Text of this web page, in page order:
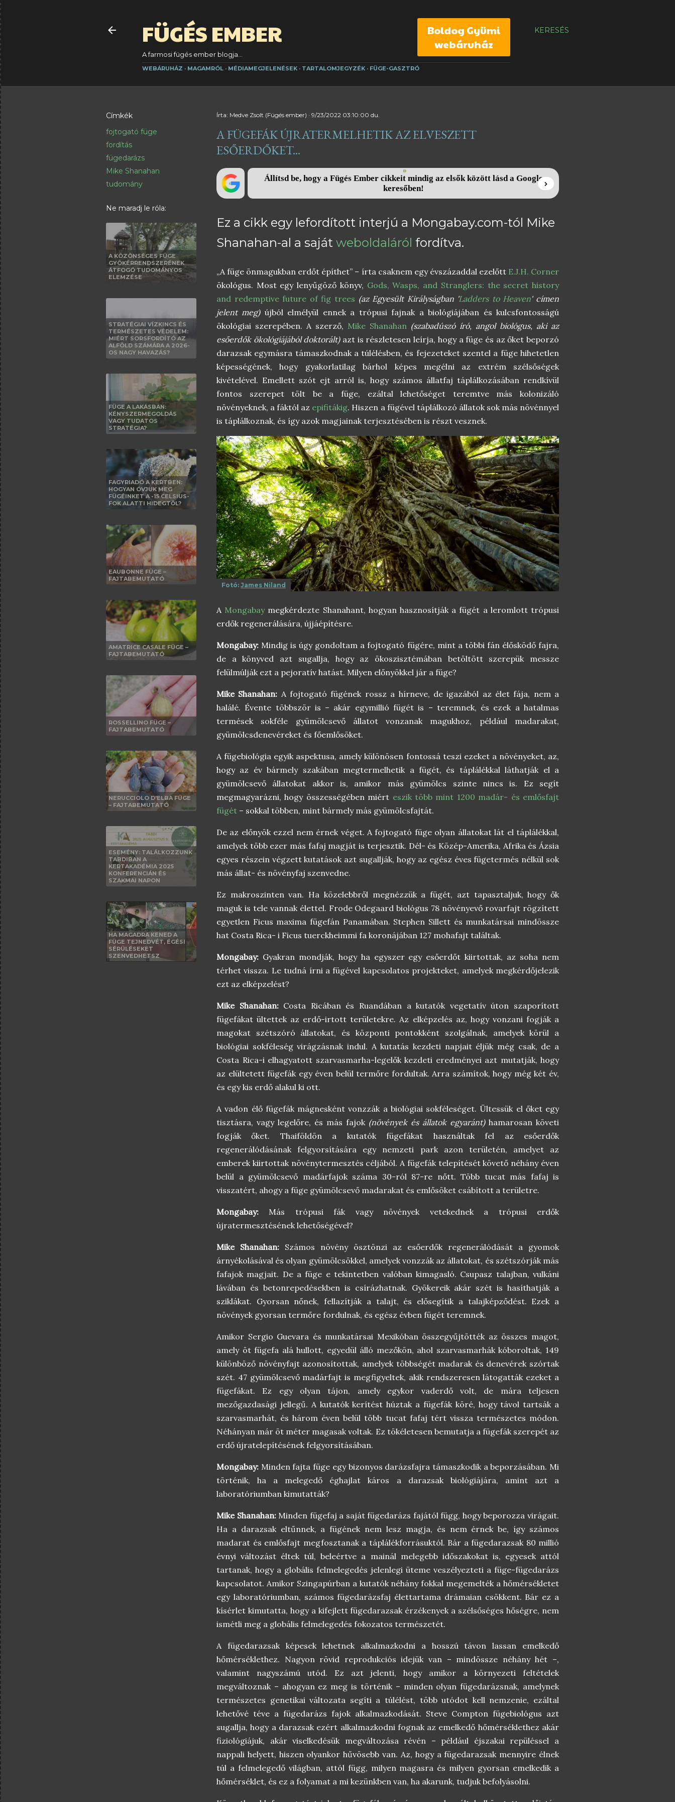
KERESÉS
FÜGÉS EMBER
A farmosi fügés ember blogja...
Boldog Gyümi
webáruház
WEBÁRUHÁZ MAGAMRÓL MÉDIAMEGJELENÉSEK TARTALOMJEGYZÉK FÜGE-GASZTRÓ
Címkék
fojtogató füge
fordítás
fügedarázs
Mike Shanahan
tudomány
Ne maradj le róla:
A KÖZÖNSÉGES FÜGE
GYÖKÉRRENDSZERÉNEK
ÁTFOGÓ TUDOMÁNYOS
ELEMZÉSE
STRATÉGIAI VÍZKINCS ÉS
TERMÉSZETES VÉDELEM:
MIÉRT SORSFORDÍTÓ AZ
ALFÖLD SZÁMÁRA A 2026-
OS NAGY HAVAZÁS?
FÜGE A LAKÁSBAN:
KÉNYSZERMEGOLDÁS
VAGY TUDATOS
STRATÉGIA?
FAGYRIADÓ A KERTBEN:
HOGYAN ÓVJUK MEG
FÜGÉINKET A -15 CELSIUS-
FOK ALATTI HIDEGTŐL?
EAUBONNE FÜGE –
FAJTABEMUTATÓ
AMATRICE CASALE FÜGE –
FAJTABEMUTATÓ
ROSSELLINO FÜGE –
FAJTABEMUTATÓ
NERUCCIOLO D'ELBA FÜGE
– FAJTABEMUTATÓ
ESEMÉNY: TALÁLKOZZUNK
TABDIBAN A
KERTAKADÉMIA 2025
KONFERENCIÁN ÉS
SZAKMAI NAPON
HA MAGADRA KENED A
FÜGE TEJNEDVÉT, ÉGÉSI
SÉRÜLÉSEKET
SZENVEDHETSZ
Írta: Medve Zsolt (Fügés ember) 9/23/2022 03:10:00 du.
A FÜGEFÁK ÚJRATERMELHETIK AZ ELVESZETT
ESŐERDŐKET...
Állítsd be, hogy a Fügés Ember cikkeit mindig az elsők között lásd a Google
keresőben!
Ez a cikk egy lefordított interjú a Mongabay.com-tól Mike
Shanahan-al a saját weboldaláról fordítva.
„A füge önmagukban erdőt építhet” – írta csaknem egy évszázaddal ezelőtt E.J.H. Corner
ökológus. Most egy lenyűgöző könyv, Gods, Wasps, and Stranglers: the secret history
and redemptive future of fig trees (az Egyesült Királyságban 'Ladders to Heaven' címen
jelent meg)újból elmélyül ennek a trópusi fajnak a biológiájában és kulcsfontosságú
ökológiai szerepében. A szerző, Mike Shanahan (szabadúszó író, angol biológus, aki az
esőerdők ökológiájából doktorált)azt is részletesen leírja, hogy a füge és az őket beporzó
darazsak egymásra támaszkodnak a túlélésben, és fejezeteket szentel a füge hihetetlen
képességének, hogy gyakorlatilag bárhol képes megélni az extrém szélsőségek
kivételével. Emellett szót ejt arról is, hogy számos állatfaj táplálkozásában rendkívül
fontos szerepet tölt be a füge, ezáltal lehetőséget teremtve más kolonizáló
növényeknek, a fáktól az epifitákig. Hiszen a fügével táplálkozó állatok sok más növénnyel
is táplálkoznak, és így azok magjainak terjesztésében is részt vesznek.
Fotó: James Niland
A Mongabaymegkérdezte Shanahant, hogyan hasznosítják a fügét a leromlott trópusi
erdők regenerálására, újjáépítésre.
Mongabay: Mindig is úgy gondoltam a fojtogató fügére, mint a többi fán élősködő fajra,
de a könyved azt sugallja, hogy az ökoszisztémában betöltött szerepük messze
felülmúlják ezt a pejoratív hatást. Milyen előnyökkel jár a füge?
Mike Shanahan: A fojtogató fügének rossz a hírneve, de igazából az élet fája, nem a
halálé. Évente többször is – akár egymillió fügét is – teremnek, és ezek a hatalmas
termések sokféle gyümölcsevő állatot vonzanak magukhoz, például madarakat,
gyümölcsdenevéreket és főemlősöket.
A fügebiológia egyik aspektusa, amely különösen fontossá teszi ezeket a növényeket, az,
hogy az év bármely szakában megtermelhetik a fügét, és táplálékkal láthatják el a
gyümölcsevő állatokat akkor is, amikor más gyümölcs szinte nincs is. Ez segít
megmagyarázni, hogy összességében miért eszik több mint 1200 madár- és emlősfajt
fügét – sokkal többen, mint bármely más gyümölcsfajtát.
De az előnyök ezzel nem érnek véget. A fojtogató füge olyan állatokat lát el táplálékkal,
amelyek több ezer más fafaj magját is terjesztik. Dél- és Közép-Amerika, Afrika és Ázsia
egyes részein végzett kutatások azt sugallják, hogy az egész éves fügetermés nélkül sok
más állat- és növényfaj szenvedne.
Ez makroszinten van. Ha közelebbről megnézzük a fügét, azt tapasztaljuk, hogy ők
maguk is tele vannak élettel. Frode Odegaard biológus 78 növényevő rovarfajt rögzített
egyetlen Ficus maxima fügefán Panamában. Stephen Sillett és munkatársai mindössze
hat Costa Rica- i Ficus tuerckheimmi fa koronájában 127 mohafajt találtak.
Mongabay: Gyakran mondják, hogy ha egyszer egy esőerdőt kiirtottak, az soha nem
térhet vissza. Le tudná írni a fügével kapcsolatos projekteket, amelyek megkérdőjelezik
ezt az elképzelést?
Mike Shanahan:Costa Ricában és Ruandában a kutatók vegetatív úton szaporított
fügefákat ültettek az erdő-irtott területekre. Az elképzelés az, hogy vonzani fogják a
magokat szétszóró állatokat, és központi pontokként szolgálnak, amelyek körül a
biológiai sokféleség virágzásnak indul. A kutatás kezdeti napjait éljük még csak, de a
Costa Rica-i elhagyatott szarvasmarha-legelők kezdeti eredményei azt mutatják, hogy
az elültetett fügefák egy éven belül termőre fordultak. Arra számítok, hogy még két év,
és egy kis erdő alakul ki ott.
A vadon élő fügefák mágnesként vonzzák a biológiai sokféleséget. Ültessük el őket egy
tisztásra, vagy legelőre, és más fajok (növények és állatok egyaránt)hamarosan követi
fogják őket. Thaiföldön a kutatók fügefákat használtak fel az esőerdők
regenerálódásának felgyorsítására egy nemzeti park azon területén, amelyet az
emberek kiirtottak növénytermesztés céljából. A fügefák telepítését követő néhány éven
belül a gyümölcsevő madárfajok száma 30-ról 87-re nőtt. Több tucat más fafaj is
visszatért, ahogy a füge gyümölcsevő madarakat és emlősöket csábított a területre.
Mongabay: Más trópusi fák vagy növények vetekednek a trópusi erdők
újratermesztésének lehetőségével?
Mike Shanahan: Számos növény ösztönzi az esőerdők regenerálódását a gyomok
árnyékolásával és olyan gyümölcsökkel, amelyek vonzzák az állatokat, és szétszórják más
fafajok magjait. De a füge e tekintetben valóban kimagasló. Csupasz talajban, vulkáni
lávában és betonrepedésekben is csírázhatnak. Gyökereik akár szét is hasíthatják a
sziklákat. Gyorsan nőnek, fellazítják a talajt, és elősegítik a talajképződést. Ezek a
növények gyorsan termőre fordulnak, és egész évben fügét teremnek.
Amikor Sergio Guevara és munkatársai Mexikóban összegyűjtötték az összes magot,
amely öt fügefa alá hullott, egyedül álló mezőkön, ahol szarvasmarhák kóboroltak, 149
különböző növényfajt azonosítottak, amelyek többségét madarak és denevérek szórtak
szét. 47 gyümölcsevő madárfajt is megfigyeltek, akik rendszeresen látogatták ezeket a
fügefákat. Ez egy olyan tájon, amely egykor vaderdő volt, de mára teljesen
mezőgazdasági jellegű. A kutatók kerítést húztak a fügefák köré, hogy távol tartsák a
szarvasmarhát, és három éven belül több tucat fafaj tért vissza természetes módon.
Néhányan már öt méter magasak voltak. Ez tökéletesen bemutatja a fügefák szerepét az
erdő újratelepítésének felgyorsításában.
Mongabay: Minden fajta füge egy bizonyos darázsfajra támaszkodik a beporzásában. Mi
történik, ha a melegedő éghajlat káros a darazsak biológiájára, amint azt a
laboratóriumban kimutatták?
Mike Shanahan:Minden fügefaj a saját fügedarázs fajától függ, hogy beporozza virágait.
Ha a darazsak eltűnnek, a fügének nem lesz magja, és nem érnek be, így számos
madarat és emlősfajt megfosztanak a táplálékforrásuktól. Bár a fügedarazsak 80 millió
évnyi változást éltek túl, beleértve a mainál melegebb időszakokat is, egyesek attól
tartanak, hogy a globális felmelegedés jelenlegi üteme veszélyezteti a füge-fügedarázs
kapcsolatot. Amikor Szingapúrban a kutatók néhány fokkal megemelték a hőmérsékletet
egy laboratóriumban, számos fügedarázsfaj élettartama drámaian csökkent. Bár ez a
kísérlet kimutatta, hogy a kifejlett fügedarazsak érzékenyek a szélsőséges hőségre, nem
ismétli meg a globális felmelegedés fokozatos természetét.
A fügedarazsak képesek lehetnek alkalmazkodni a hosszú távon lassan emelkedő
hőmérséklethez. Nagyon rövid reprodukciós idejük van – mindössze néhány hét –,
valamint nagyszámú utód. Ez azt jelenti, hogy amikor a környezeti feltételek
megváltoznak – ahogyan ez meg is történik – minden olyan fügedarázsnak, amelynek
természetes genetikai változata segíti a túlélést, több utódot kell nemzenie, ezáltal
lehetővé téve a fügedarázs fajok alkalmazkodását. Steve Compton fügebiológus azt
sugallja, hogy a darazsak ezért alkalmazkodni fognak az emelkedő hőmérséklethez akár
fiziológiájuk, akár viselkedésük megváltozása révén – például éjszakai repüléssel a
nappali helyett, hiszen olyankor hűvösebb van. Az, hogy a fügedarazsak mennyire élnek
túl a felmelegedő világban, attól függ, milyen magasra és milyen gyorsan emelkedik a
hőmérséklet, és ez a folyamat a mi kezünkben van, ha akarunk, tudjuk befolyásolni.